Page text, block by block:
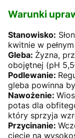
Warunki
Stanowisko:
kwitnie w pełnym
Gleba: Żyzna,
obojętnej (pH
Podlewanie:
gleba powinna
Nawożenie:
potas dla
który sprzyja
Przycinanie:
cięcie na